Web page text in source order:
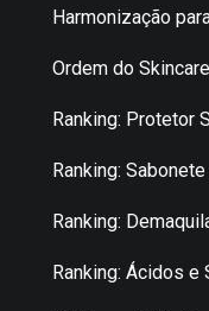
Harmonização
Ordem do Skincare
Ranking: Protetor
Ranking:
Ranking:
Ranking: Ácidos e